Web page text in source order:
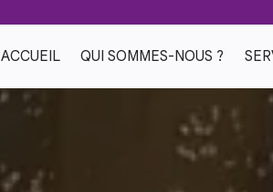
ACCUEIL QUI SOMMES-NOUS ?